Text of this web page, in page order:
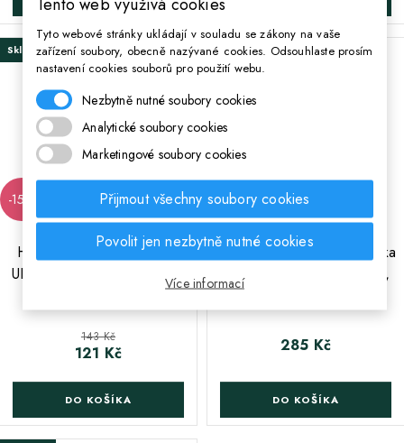
-15%
Skladem
HASH Sáček na přezůvky
ULTRAVIOLET CATS, AD1,
Běžná cena
143 Kč
Cena
121 Kč
DO KOŠÍKA
;
Skladem
HASH Luxusní sáček / taška
na záda GOLDEN BIRDS,
Cena
285 Kč
DO KOŠÍKA
Tyto webové stránky ukládají v souladu se zákony na vaše
zařízení soubory, obecně nazývané cookies. Odsouhlaste prosím
nastavení cookies souborů pro použití webu.
Nezbytně nutné soubory cookies
Analytické soubory cookies
Marketingové soubory cookies
Přijmout všechny soubory cookies
Povolit jen nezbytně nutné cookies
Více informací